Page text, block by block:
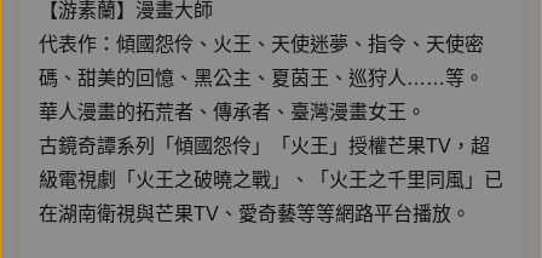
【游素蘭】漫畫大師
代表作：傾國怨伶、火王、天使迷夢、指令、天使密
碼、甜美的回憶、黑公主、夏茵王、巡狩人……等。
華人漫畫的拓荒者、傳承者、臺灣漫畫女王。
古鏡奇譚系列「傾國怨伶」「火王」授權芒果TV，超
級電視劇「火王之破曉之戰」、「火王之千里同風」已
在湖南衛視與芒果TV、愛奇藝等等網路平台播放。